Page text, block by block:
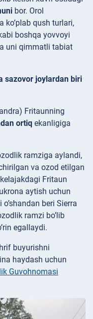
bor. Orol
ko’plab qush turlari,
boshqa yovvoyi
uni qimmatli tabiat
sazovor joylardan biri
Fritaunning
ortiq ekanligiga
ramziga aylandi,
va ozod etilgan
Fritaun
aytish uchun
beri Sierra
ramzi bo’lib
egallaydi.
buyurishni
haydash uchun
Guvohnomasi